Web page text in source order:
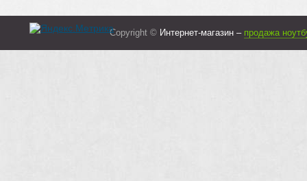
Copyright © Интернет-магазин – продажа